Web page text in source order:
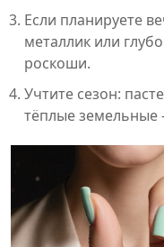
Если планируете
металлик или
роскоши.
Учтите сезон:
тёплые земельные